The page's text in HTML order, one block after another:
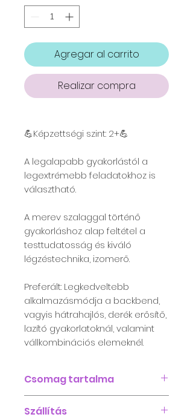
Agregar al carrito
Realizar compra
💪Képzettségi szint: 2+💪
A legalapabb gyakorlástól a
legextrémebb feladatokhoz is
választható.
A merev szalaggal történő
gyakorláshoz alap feltétel a
testtudatosság és kiváló
légzéstechnika, izomerő.
Preferált: Legkedveltebb
alkalmazásmódja a backbend,
vagyis hátrahajlós, derék erősítő,
lazító gyakorlatoknál, valamint
vállkombinációs elemeknél.
Csomag tartalma
bújtatós rögzítővel)
Szállítás